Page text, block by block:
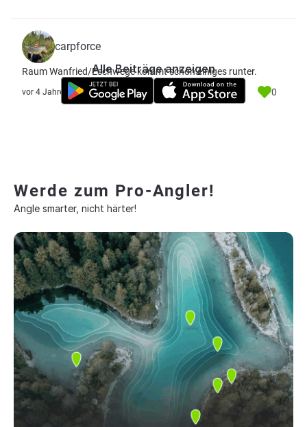
carpforce
Raum Wanfried/Eschwege kommt schon einiges runter.
vor 4 Jahre 0
Alle Beiträge anzeigen
Werde zum Pro-Angler!
Angle smarter, nicht härter!